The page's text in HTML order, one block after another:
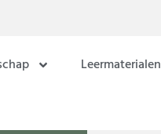
Leermaterialen